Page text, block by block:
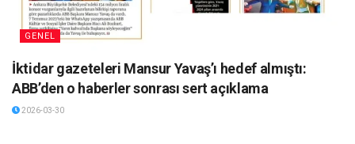
GENEL
İktidar gazeteleri Mansur Yavaş’ı hedef almıştı:
ABB’den o haberler sonrası sert açıklama
2026-03-30